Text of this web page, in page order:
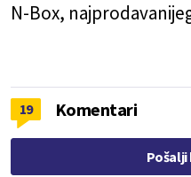
N-Box,
19 Komentari